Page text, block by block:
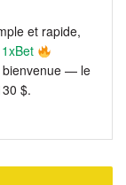
et rapide,
bienvenue — le
$.